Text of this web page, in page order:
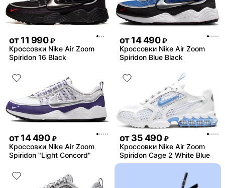
от11 990 ₽
Кроссовки Nike Air Zoom
Spiridon 16 Black
от14 490 ₽
Кроссовки Nike Air Zoom
Spiridon Blue Black
от14 490 ₽
Кроссовки Nike Air Zoom
Spiridon "Light Concord"
от35 490 ₽
Кроссовки Nike Air Zoom
Spiridon Cage 2 White Blue